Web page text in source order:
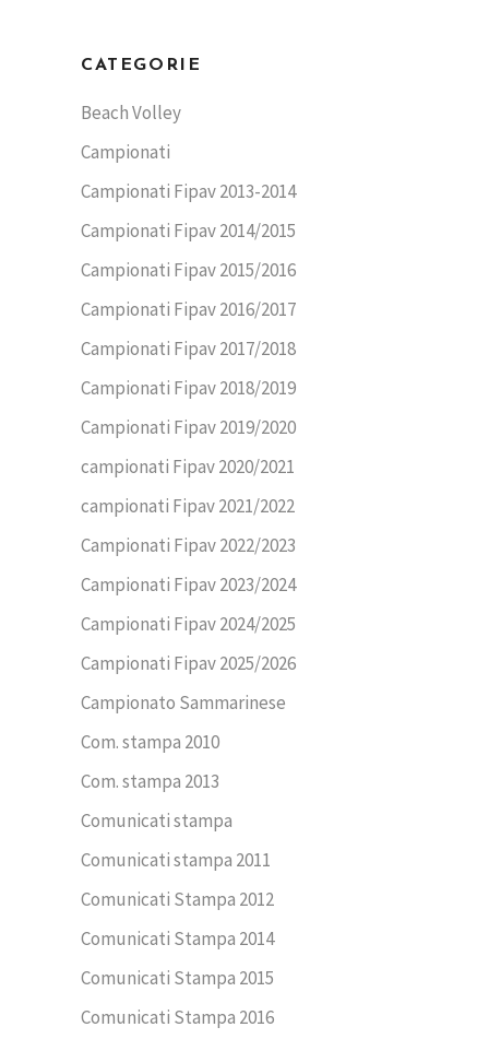
CATEGORIE
Beach Volley
Campionati
Campionati Fipav 2013-2014
Campionati Fipav 2014/2015
Campionati Fipav 2015/2016
Campionati Fipav 2016/2017
Campionati Fipav 2017/2018
Campionati Fipav 2018/2019
Campionati Fipav 2019/2020
campionati Fipav 2020/2021
campionati Fipav 2021/2022
Campionati Fipav 2022/2023
Campionati Fipav 2023/2024
Campionati Fipav 2024/2025
Campionati Fipav 2025/2026
Campionato Sammarinese
Com. stampa 2010
Com. stampa 2013
Comunicati stampa
Comunicati stampa 2011
Comunicati Stampa 2012
Comunicati Stampa 2014
Comunicati Stampa 2015
Comunicati Stampa 2016